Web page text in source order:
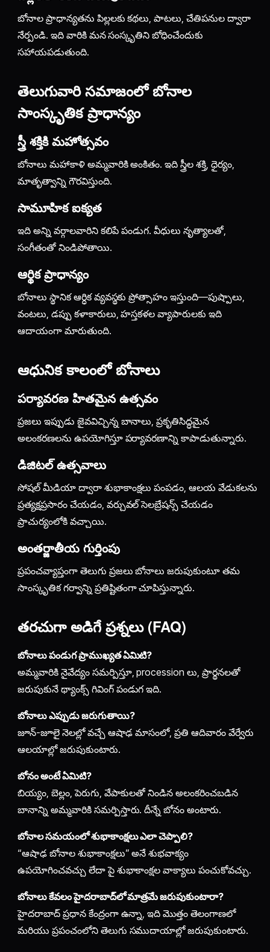
బోనాల ప్రాధాన్యతను పిల్లలకు కథలు, పాటలు, చేతిపనుల ద్వారా
నేర్పండి. ఇది వారికి మన సంస్కృతిని బోధించేందుకు
సహాయపడుతుంది.
తెలుగువారి సమాజంలో బోనాల
సాంస్కృతిక ప్రాధాన్యం
స్త్రీ శక్తికి మహోత్సవం
బోనాలు మహాకాళి అమ్మవారికి అంకితం. ఇది స్త్రీల శక్తి, ధైర్యం,
మాతృత్వాన్ని గౌరవిస్తుంది.
సామూహిక ఐక్యత
ఇది అన్ని వర్గాలవారిని కలిపే పండుగ. వీధులు నృత్యాలతో,
సంగీతంతో నిండిపోతాయి.
ఆర్థిక ప్రాధాన్యం
బోనాలు స్థానిక ఆర్ధిక వ్యవస్థకు ప్రోత్సాహం ఇస్తుంది—పుష్పాలు,
వంటలు, డప్పు కళాకారులు, హస్తకళల వ్యాపారులకు ఇది
ఆదాయంగా మారుతుంది.
ఆధునిక కాలంలో బోనాలు
పర్యావరణ హితమైన ఉత్సవం
ప్రజలు ఇప్పుడు జైవవిచ్చిన్న బానాలు, ప్రకృతిసిద్ధమైన
అలంకరణలను ఉపయోగిస్తూ పర్యావరణాన్ని కాపాడుతున్నారు.
డిజిటల్ ఉత్సవాలు
సోషల్ మీడియా ద్వారా శుభాకాంక్షలు పంపడం, ఆలయ వేడుకలను
ప్రత్యక్షప్రసారం చేయడం, వర్చువల్ సెలబ్రేషన్స్ చేయడం
ప్రాచుర్యంలోకి వచ్చాయి.
అంతర్జాతీయ గుర్తింపు
ప్రపంచవ్యాప్తంగా తెలుగు ప్రజలు బోనాలు జరుపుకుంటూ తమ
సాంస్కృతిక గర్వాన్ని ప్రతిష్టితంగా చూపిస్తున్నారు.
తరచుగా అడిగే ప్రశ్నలు (FAQ)
బోనాలు పండుగ ప్రాముఖ్యత ఏమిటి?
అమ్మవారికి నైవేద్యం సమర్పిస్తూ, procession లు, ప్రార్థనలతో
జరుపుకునే థ్యాంక్స్ గివింగ్ పండుగ ఇది.
బోనాలు ఎప్పుడు జరుగుతాయి?
జూన్-జూలై నెలల్లో వచ్చే ఆషాఢ మాసంలో, ప్రతి ఆదివారం వేర్వేరు
ఆలయాల్లో జరుపుకుంటారు.
బోనం అంటే ఏమిటి?
బియ్యం, బెల్లం, పెరుగు, వేపాకులతో నిండిన అలంకరించబడిన
బానాన్ని అమ్మవారికి సమర్పిస్తారు. దీన్నే బోనం అంటారు.
బోనాల సమయంలో శుభాకాంక్షలు ఎలా చెప్పాలి?
“ఆషాఢ బోనాల శుభాకాంక్షలు” అనే శుభవాక్యం
ఉపయోగించవచ్చు లేదా పై శుభాకాంక్షల వాక్యాలు పంచుకోవచ్చు.
బోనాలు కేవలం హైదరాబాద్‌లో మాత్రమే జరుపుకుంటారా?
హైదరాబాద్ ప్రధాన కేంద్రంగా ఉన్నా, ఇది మొత్తం తెలంగాణలో
మరియు ప్రపంచంలోని తెలుగు సముదాయాల్లో జరుపుకుంటారు.